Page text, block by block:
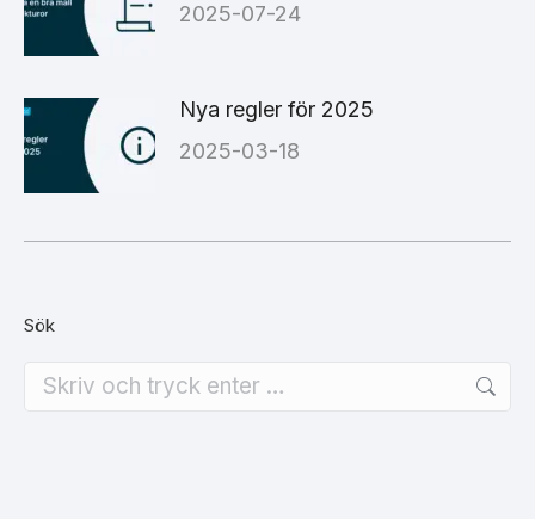
2025-07-24
Nya regler för 2025
2025-03-18
Sök